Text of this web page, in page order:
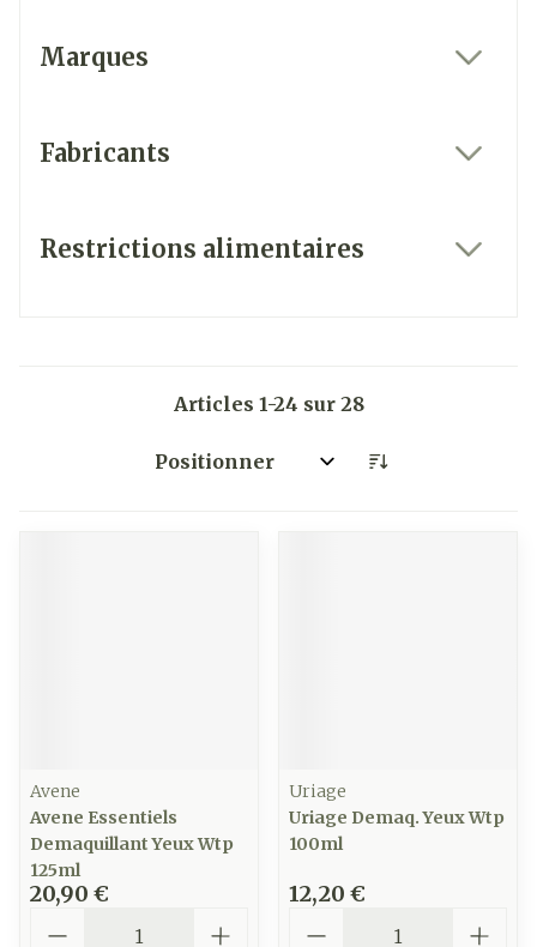
Marques
Fabricants
Restrictions alimentaires
Articles 1-24 sur 28
Trier par:
Avene
Avene Essentiels
Demaquillant Yeux Wtp
125ml
20,90 €
Uriage
Uriage Demaq. Yeux Wtp
100ml
12,20 €